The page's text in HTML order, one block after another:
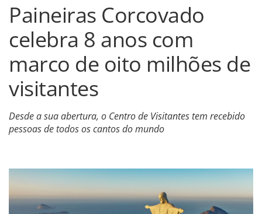
Paineiras Corcovado
celebra 8 anos com
marco de oito milhões de
visitantes
Desde a sua abertura, o Centro de Visitantes tem recebido
pessoas de todos os cantos do mundo